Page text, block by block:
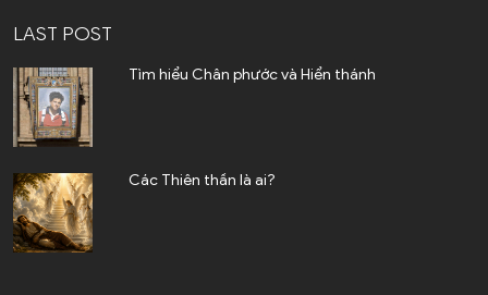
Brazil (3)
Bulgaria (1)
Campuchia (4)
Canada (4)
Chile (2)
LAST POST
Tìm hiểu Chân phước và Hiển thánh
Các Thiên thần là ai?